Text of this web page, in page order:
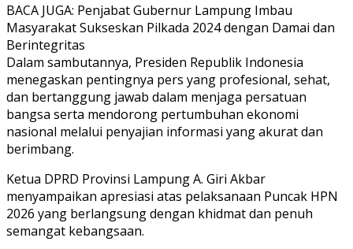
BACA JUGA: Penjabat Gubernur Lampung Imbau
Masyarakat Sukseskan Pilkada 2024 dengan Damai dan
Berintegritas
Dalam sambutannya, Presiden Republik Indonesia
menegaskan pentingnya pers yang profesional, sehat,
dan bertanggung jawab dalam menjaga persatuan
bangsa serta mendorong pertumbuhan ekonomi
nasional melalui penyajian informasi yang akurat dan
berimbang.
Ketua DPRD Provinsi Lampung A. Giri Akbar
menyampaikan apresiasi atas pelaksanaan Puncak HPN
2026 yang berlangsung dengan khidmat dan penuh
semangat kebangsaan.